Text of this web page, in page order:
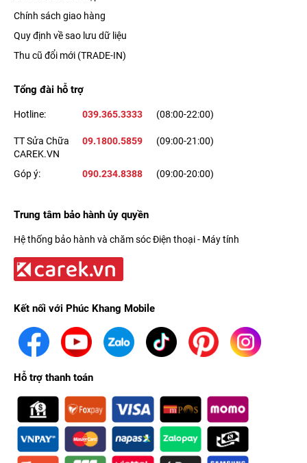
Chính sách giao hàng
Quy định về sao lưu dữ liệu
Thu cũ đổi mới (TRADE-IN)
Tổng đài hỗ trợ
Hotline: 039.365.3333 (08:00-22:00)
TT Sửa Chữa
CAREK.VN
09.1800.5859 (09:00-21:00)
Góp ý: 090.234.8388 (09:00-20:00)
Trung tâm bảo hành ủy quyền
Hệ thống bảo hành và chăm sóc Điện thoại - Máy tính
Kết nối với Phúc Khang Mobile
Hỗ trợ thanh toán